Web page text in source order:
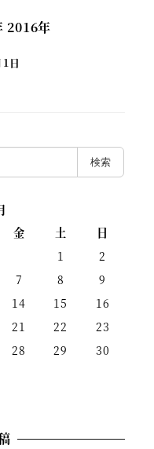
2016年
日
検索
金 土
日
1
2
7 8
9
14 15
16
21 22
23
28 29
30